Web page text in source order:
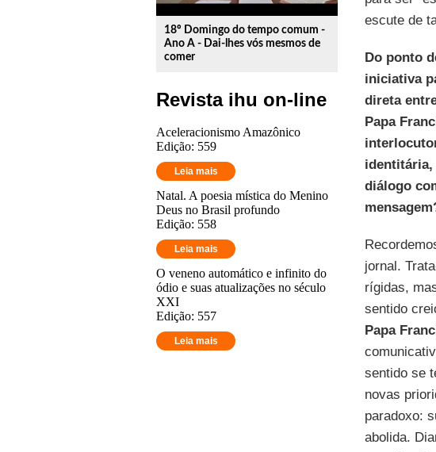
18º Domingo do tempo comum -
Ano A - Dai-lhes vós mesmos de
comer
Revista ihu on-line
Aceleracionismo Amazônico
Edição: 559
Leia mais
Natal. A poesia mística do Menino
Deus no Brasil profundo
Edição: 558
Leia mais
O veneno automático e infinito do
ódio e suas atualizações no século
XXI
Edição: 557
Leia mais
escute de
Do ponto
iniciativa
direta
Papa
identitária,
diálogo
jornal.
rígidas,
sentido
Papa
sentido se
novas
paradoxo:
abolida.